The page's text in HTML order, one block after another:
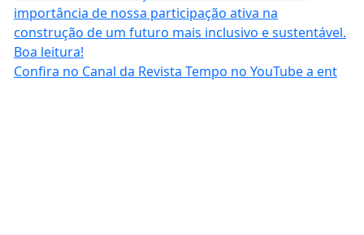
Confira no Canal da Revista Tempo no YouTube a ent